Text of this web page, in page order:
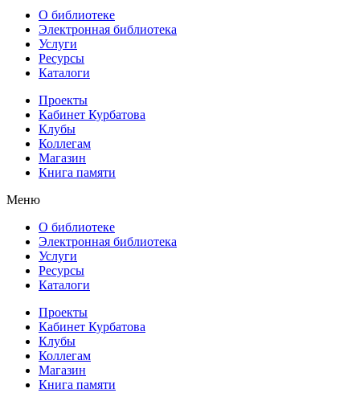
О библиотеке
Электронная библиотека
Услуги
Ресурсы
Каталоги
Проекты
Кабинет Курбатова
Клубы
Коллегам
Магазин
Книга памяти
Меню
О библиотеке
Электронная библиотека
Услуги
Ресурсы
Каталоги
Проекты
Кабинет Курбатова
Клубы
Коллегам
Магазин
Книга памяти